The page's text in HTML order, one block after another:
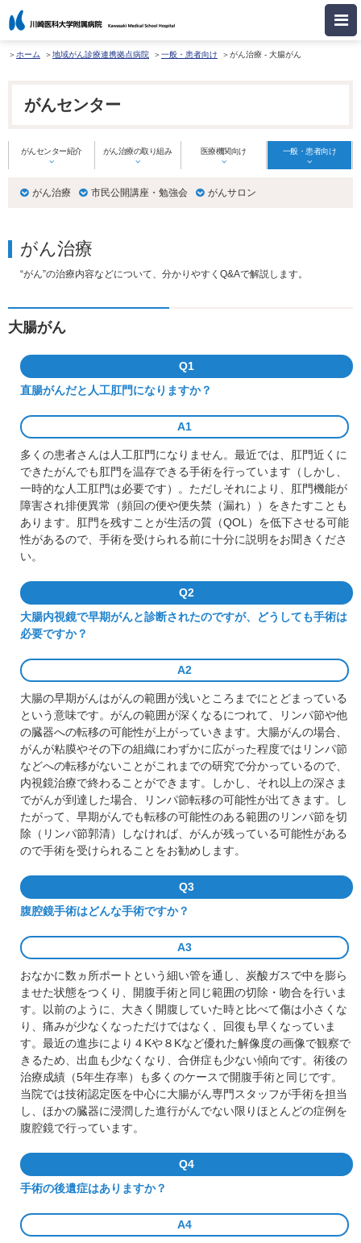
ホーム 地域がん診療連携拠点病院 一般・患者向け がん治療 - 大腸がん
がんセンター
がんセンター紹介 がん治療の取り組み 医療機関向け 一般・患者向け
がん治療 市民公開講座・勉強会 がんサロン
がん治療
“がん”の治療内容などについて、分かりやすくQ&Aで解説します。
大腸がん
Q1
直腸がんだと人工肛門になりますか？
A1
多くの患者さんは人工肛門になりません。最近では、肛門近くに
できたがんでも肛門を温存できる手術を行っています（しかし、
一時的な人工肛門は必要です）。ただしそれにより、肛門機能が
障害され排便異常（頻回の便や便失禁（漏れ））をきたすことも
あります。肛門を残すことが生活の質（QOL ）を低下させる可能
性があるので、手術を受けられる前に十分に説明をお聞きくださ
い。
Q2
大腸内視鏡で早期がんと診断されたのですが、どうしても手術は
必要ですか？
A2
大腸の早期がんはがんの範囲が浅いところまでにとどまっている
という意味です。がんの範囲が深くなるにつれて、リンパ節や他
の臓器への転移の可能性が上がっていきます。大腸がんの場合、
がんが粘膜やその下の組織にわずかに広がった程度ではリンパ節
などへの転移がないことがこれまでの研究で分かっているので、
内視鏡治療で終わることができます。しかし、それ以上の深さま
でがんが到達した場合、リンパ節転移の可能性が出てきます。し
たがって、早期がんでも転移の可能性のある範囲のリンパ節を切
除（リンパ節郭清）しなければ、がんが残っている可能性がある
ので手術を受けられることをお勧めします。
Q3
腹腔鏡手術はどんな手術ですか？
A3
おなかに数ヵ所ポートという細い管を通し、炭酸ガスで中を膨ら
ませた状態をつくり、開腹手術と同じ範囲の切除・吻合を行いま
す。以前のように、大きく開腹していた時と比べて傷は小さくな
り、痛みが少なくなっただけではなく、回復も早くなっていま
す。最近の進歩により４ Kや８ Kなど優れた解像度の画像で観察で
きるため、出血も少なくなり、合併症も少ない傾向です。術後の
治療成績（5年生存率）も多くのケースで開腹手術と同じです。
当院では技術認定医を中心に大腸がん専門スタッフが手術を担当
し、ほかの臓器に浸潤した進行がんでない限りほとんどの症例を
腹腔鏡で行っています。
Q4
手術の後遺症はありますか？
A4